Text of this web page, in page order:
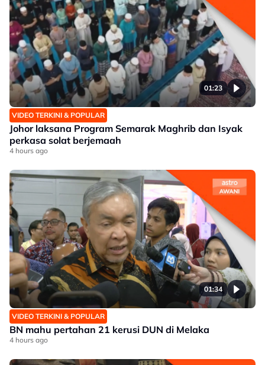
01:23
VIDEO TERKINI & POPULAR
Johor laksana Program Semarak Maghrib dan Isyak
perkasa solat berjemaah
4 hours ago
01:34
VIDEO TERKINI & POPULAR
BN mahu pertahan 21 kerusi DUN di Melaka
4 hours ago